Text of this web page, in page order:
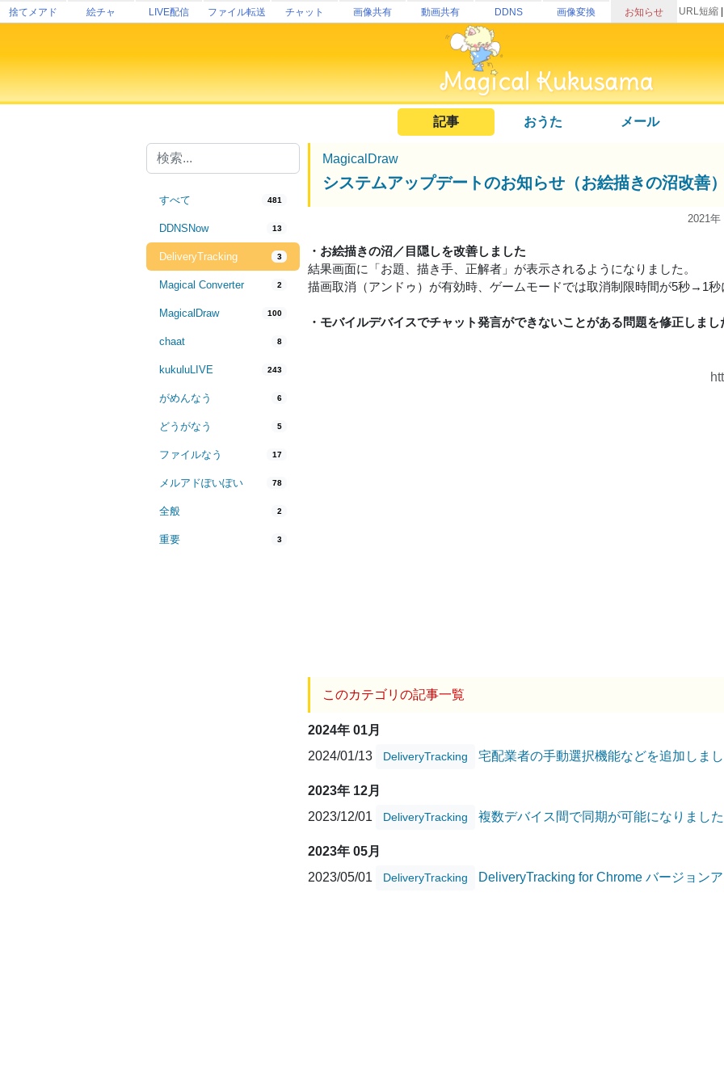
捨てメアド 絵チャ LIVE配信 ファイル転送 チャット 画像共有 動画共有 DDNS 画像変換 お知らせ URL短縮
記事 おうた メール
すべて 481
DDNSNow 13
DeliveryTracking 3
Magical Converter 2
MagicalDraw 100
chaat 8
kukuluLIVE 243
がめんなう 6
どうがなう 5
ファイルなう 17
メルアドぽいぽい 78
全般 2
重要 3
MagicalDraw
システムアップデートのお知らせ（お絵描きの沼改善
2021年
・お絵描きの沼／目隠しを改善しました
結果画面に「お題、描き手、正解者」が表示されるようになりました。
描画取消（アンドゥ）が有効時、ゲームモードでは取消制限時間が5秒→1
・モバイルデバイスでチャット発言ができないことがある問題を修正しまし
このカテゴリの記事一覧
2024年 01月
2024/01/13
DeliveryTracking 宅配業者の手動選択機能などを追加しま
2023年 12月
2023/12/01
DeliveryTracking 複数デバイス間で同期が可能になりました
2023年 05月
2023/05/01
DeliveryTracking DeliveryTracking for Chrome バージョン